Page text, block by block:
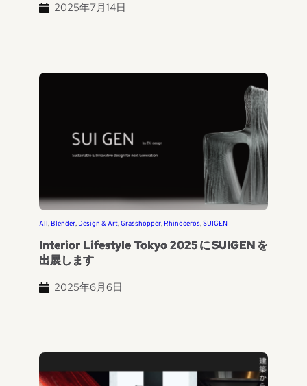
2025年7月14日
All, Blender, Design & Art, Grasshopper, Rhinoceros, SUIGEN
Interior Lifestyle Tokyo 2025にSUIGENを
出展します
2025年6月6日